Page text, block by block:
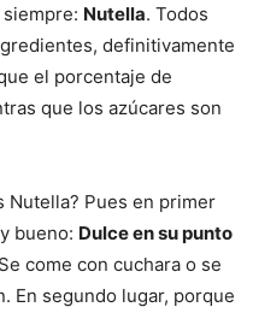
Nutella. Todos
definitivamente
el porcentaje de
que los azúcares son
Nutella? Pues en primer
bueno: Dulce en su punto
Se come con cuchara o se
En segundo lugar, porque